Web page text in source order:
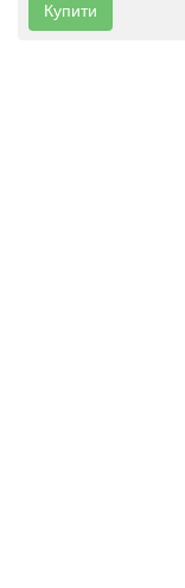
Купити